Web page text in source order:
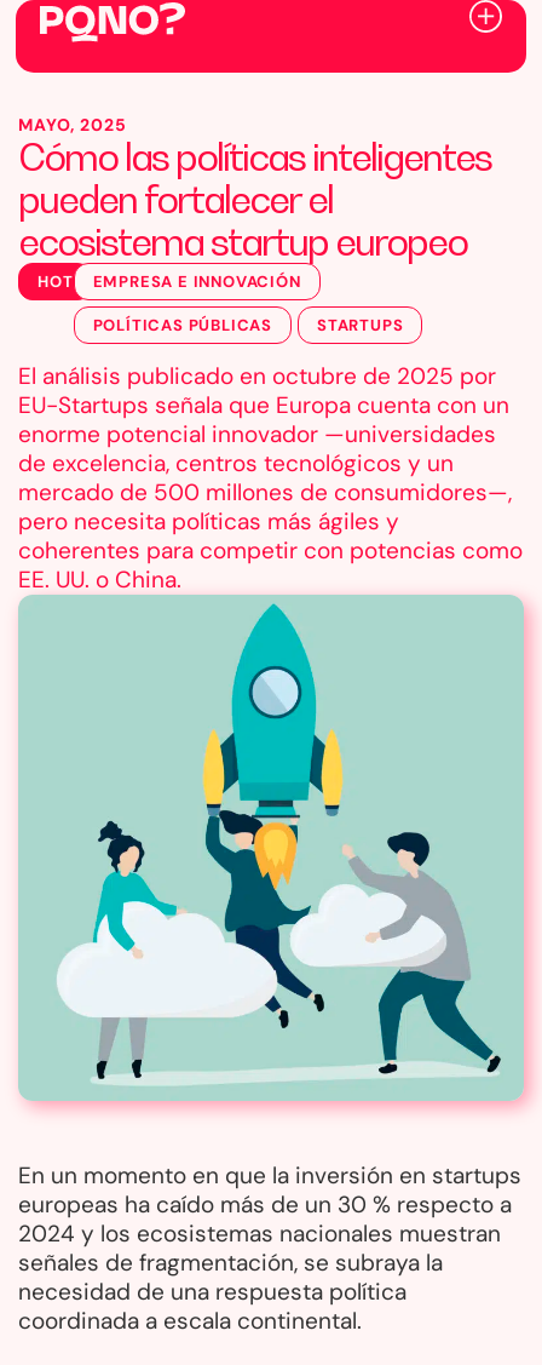
MAYO, 2025
Cómo las políticas inteligentes
pueden fortalecer el
ecosistema startup europeo
HOT EMPRESA E INNOVACIÓN
POLÍTICAS PÚBLICAS STARTUPS
El análisis publicado en octubre de 2025 por
EU-Startups señala que Europa cuenta con un
enorme potencial innovador —universidades
de excelencia, centros tecnológicos y un
mercado de 500 millones de consumidores—,
pero necesita políticas más ágiles y
coherentes para competir con potencias como
EE. UU. o China.
En un momento en que la inversión en startups
europeas ha caído más de un 30 % respecto a
2024 y los ecosistemas nacionales muestran
señales de fragmentación, se subraya la
necesidad de una respuesta política
coordinada a escala continental.